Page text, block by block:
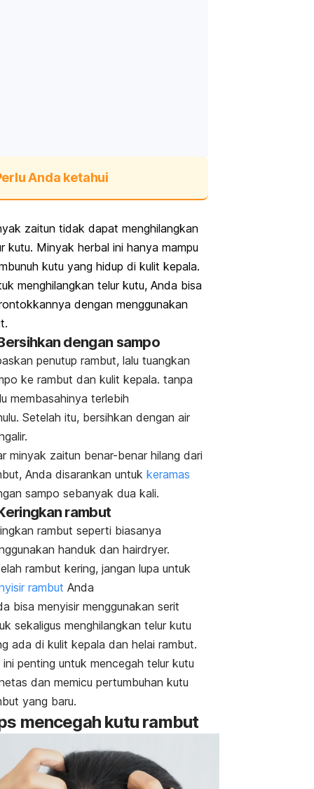
Anda ketahui
zaitun tidak dapat menghilangkan
kutu. Minyak herbal ini hanya mampu
kutu yang hidup di kulit kepala.
menghilangkan telur kutu, Anda bisa
dengan menggunakan
dengan sampo
penutup rambut, lalu tuangkan
ke rambut dan kulit kepala. tanpa
membasahinya terlebih
Setelah itu, bersihkan dengan air
minyak zaitun benar-benar hilang dari
Anda disarankan untuk keramas
sampo sebanyak dua kali.
rambut
rambut seperti biasanya
handuk dan hairdryer.
rambut kering, jangan lupa untuk
rambut Anda
bisa menyisir menggunakan serit
sekaligus menghilangkan telur kutu
ada di kulit kepala dan helai rambut.
ini penting untuk mencegah telur kutu
dan memicu pertumbuhan kutu
yang baru.
mencegah kutu rambut